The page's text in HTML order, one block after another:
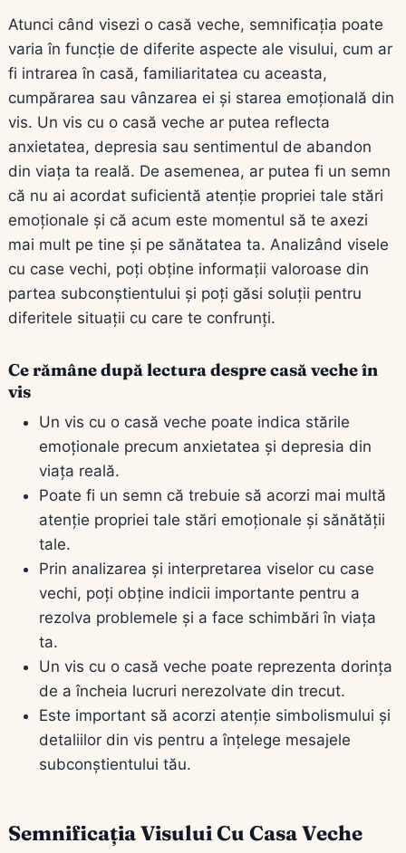
Atunci când visezi o casă veche, semnificația poate
varia în funcție de diferite aspecte ale visului, cum ar
fi intrarea în casă, familiaritatea cu aceasta,
cumpărarea sau vânzarea ei și starea emoțională din
vis. Un vis cu o casă veche ar putea reflecta
anxietatea, depresia sau sentimentul de abandon
din viața ta reală. De asemenea, ar putea fi un semn
că nu ai acordat suficientă atenție propriei tale stări
emoționale și că acum este momentul să te axezi
mai mult pe tine și pe sănătatea ta. Analizând visele
cu case vechi, poți obține informații valoroase din
partea subconștientului și poți găsi soluții pentru
diferitele situații cu care te confrunți.
Ce rămâne după lectura despre casă veche în
vis
Un vis cu o casă veche poate indica stările
emoționale precum anxietatea și depresia din
viața reală.
Poate fi un semn că trebuie să acorzi mai multă
atenție propriei tale stări emoționale și sănătății
tale.
Prin analizarea și interpretarea viselor cu case
vechi, poți obține indicii importante pentru a
rezolva problemele și a face schimbări în viața
ta.
Un vis cu o casă veche poate reprezenta dorința
de a încheia lucruri nerezolvate din trecut.
Este important să acorzi atenție simbolismului și
detaliilor din vis pentru a înțelege mesajele
subconștientului tău.
Semnificația Visului Cu Casa Veche